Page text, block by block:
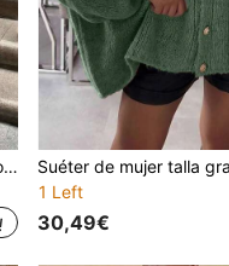
2 piezas Conjunto de suéter de moda versátil para mujer, blusa de punto de cuello en V de manga larga en color marrón combinada con falda larga de cola de sirena, conjunto elegante de 2 piezas de unicolor para salidas de otoño/invierno
1 Left
30,49€